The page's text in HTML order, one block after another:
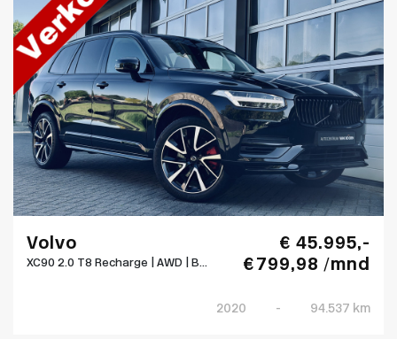
Volvo
XC90 2.0 T8 Recharge | AWD | B...
€ 45.995,-
€ 799,98 /mnd
2020 - 94.537 km